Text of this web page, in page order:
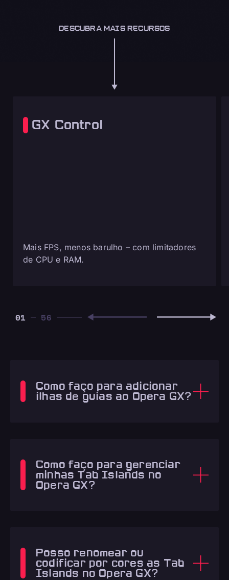
DESCUBRA MAIS RECURSOS
GX Control
Mais FPS, menos barulho – com limitadores
de CPU e RAM.
01
Como faço para adicionar
ilhas de guias ao Opera GX?
Como faço para gerenciar
minhas Tab Islands no
Opera GX?
Posso renomear ou
codificar por cores as Tab
Islands no Opera GX?